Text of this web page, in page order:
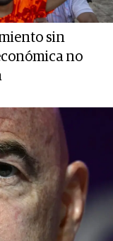
sin
no